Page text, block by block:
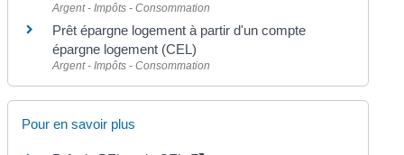
Argent - Impôts - Consommation
Prêt épargne logement à partir d'un compte
épargne logement (CEL)
Argent - Impôts - Consommation
Pour en savoir plus